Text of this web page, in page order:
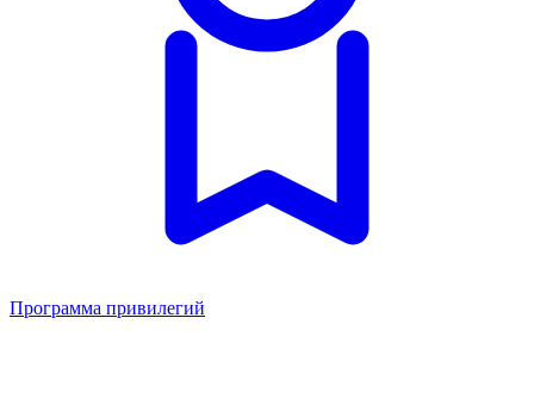
Программа привилегий